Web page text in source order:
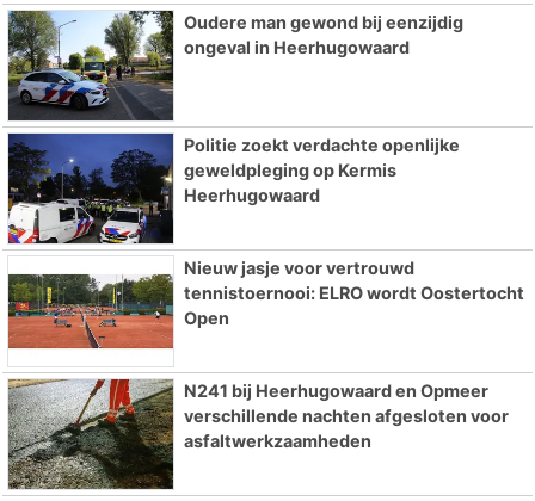
Oudere man gewond bij eenzijdig
ongeval in Heerhugowaard
Politie zoekt verdachte openlijke
geweldpleging op Kermis
Heerhugowaard
Nieuw jasje voor vertrouwd
tennistoernooi: ELRO wordt Oostertocht
Open
N241 bij Heerhugowaard en Opmeer
verschillende nachten afgesloten voor
asfaltwerkzaamheden